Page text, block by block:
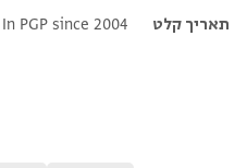
תאריך קלט
In PGP since 2004